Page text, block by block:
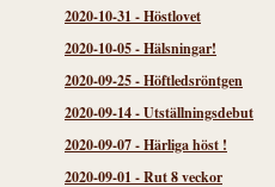
2020-10-31 -Höstlovet
2020-10-05-Hälsningar!
2020-09-25-Höftledsröntgen
2020-09-14-Utställningsdebut
2020-09-07-Härliga höst !
2020-09-01 -Rut 8 veckor